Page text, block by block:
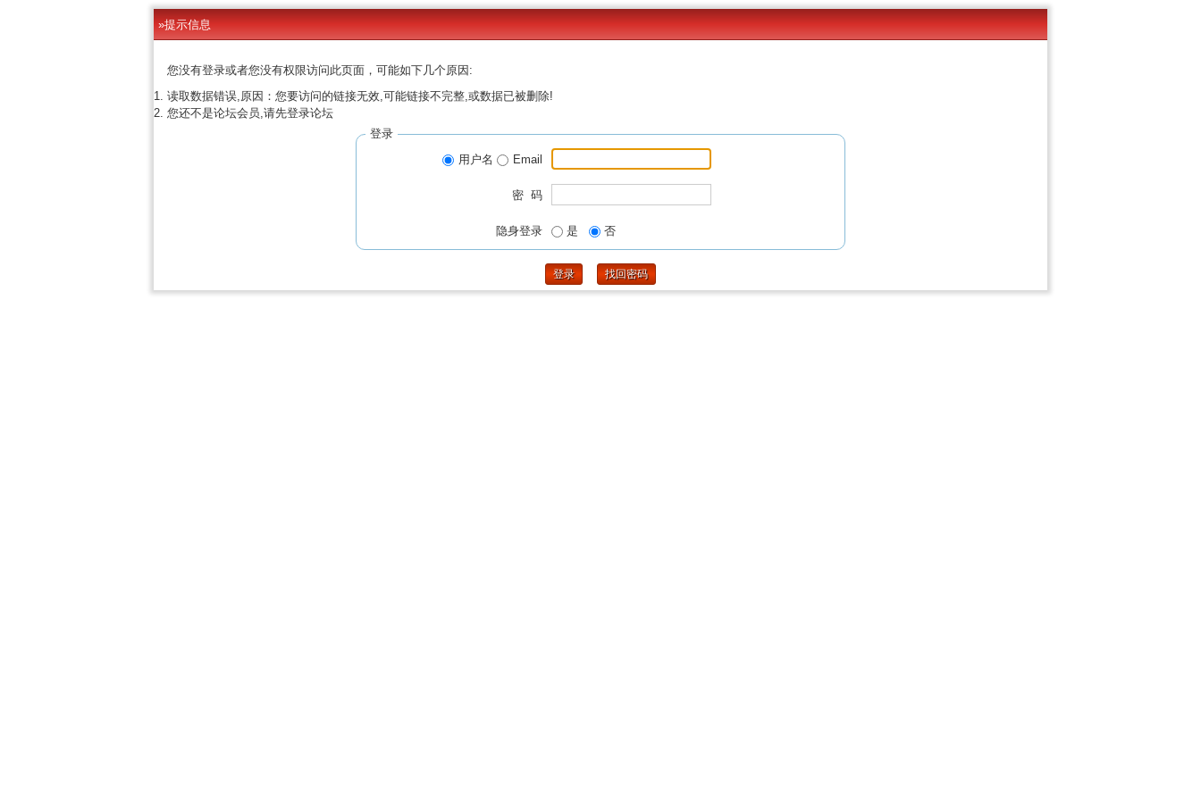
»提示信息
您没有登录或者您没有权限访问此页面，可能如下几个原因:
读取数据错误,原因：您要访问的链接无效,可能链接不完整,或数据已被删除!
您还不是论坛会员,请先登录论坛
登录
用户名
Email
密 码
隐身登录 是 否